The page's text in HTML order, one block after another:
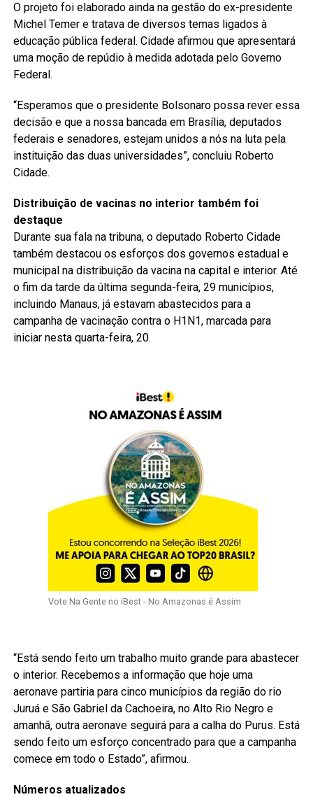
O projeto foi elaborado ainda na gestão do ex-presidente
Michel Temer e tratava de diversos temas ligados à
educação pública federal. Cidade afirmou que apresentará
uma moção de repúdio à medida adotada pelo Governo
Federal.
“Esperamos que o presidente Bolsonaro possa rever essa
decisão e que a nossa bancada em Brasília, deputados
federais e senadores, estejam unidos a nós na luta pela
instituição das duas universidades”, concluiu Roberto
Cidade.
Distribuição de vacinas no interior também foi
destaque
Durante sua fala na tribuna, o deputado Roberto Cidade
também destacou os esforços dos governos estadual e
municipal na distribuição da vacina na capital e interior. Até
o fim da tarde da última segunda-feira, 29 municípios,
incluindo Manaus, já estavam abastecidos para a
campanha de vacinação contra o H1N1, marcada para
iniciar nesta quarta-feira, 20.
Vote Na Gente no iBest - No Amazonas é Assim
“Está sendo feito um trabalho muito grande para abastecer
o interior. Recebemos a informação que hoje uma
aeronave partiria para cinco municípios da região do rio
Juruá e São Gabriel da Cachoeira, no Alto Rio Negro e
amanhã, outra aeronave seguirá para a calha do Purus. Está
sendo feito um esforço concentrado para que a campanha
comece em todo o Estado”, afirmou.
Números atualizados